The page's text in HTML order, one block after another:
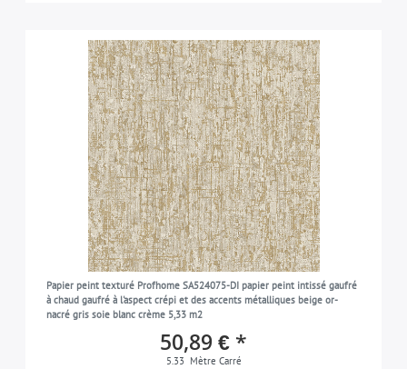
Papier peint texturé Profhome SA524075-DI papier peint intissé gaufré
à chaud gaufré à l'aspect crépi et des accents métalliques beige or-
nacré gris soie blanc crème 5,33 m2
50,89 € *
5.33 Mètre Carré